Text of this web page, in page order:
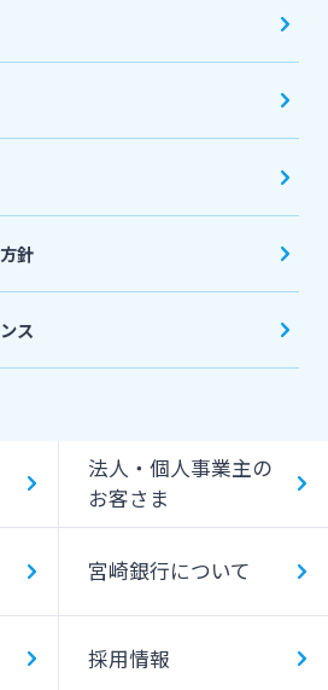
リース
資料
針
ス
法人・個人事業主の
お客さま
宮崎銀行について
採用情報